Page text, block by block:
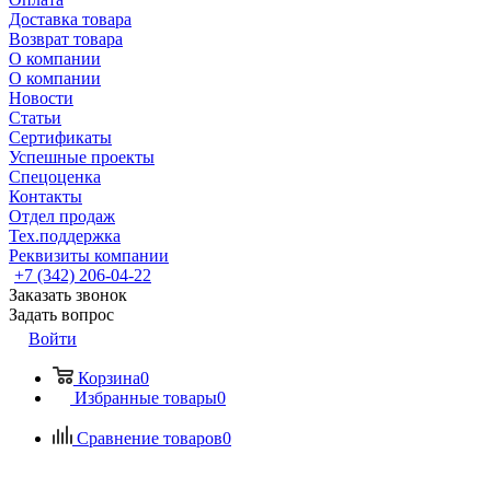
Доставка товара
Возврат товара
О компании
О компании
Новости
Статьи
Сертификаты
Успешные проекты
Спецоценка
Контакты
Отдел продаж
Тех.поддержка
Реквизиты компании
+7 (342) 206-04-22
Заказать звонок
Задать вопрос
Войти
Корзина0
Избранные товары0
Сравнение товаров0